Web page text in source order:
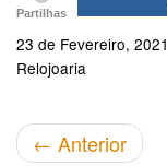
Partilhas
23 de Fevereiro, 2021
Relojoaria
← Anterior